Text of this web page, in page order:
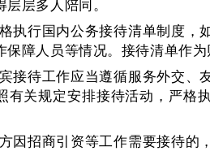
层多人陪同。
执行国内公务接待清单制度，
保障人员等情况。接待清单作
接待工作应当遵循服务外交、
有关规定安排接待活动，严格
因招商引资等工作需要接待的